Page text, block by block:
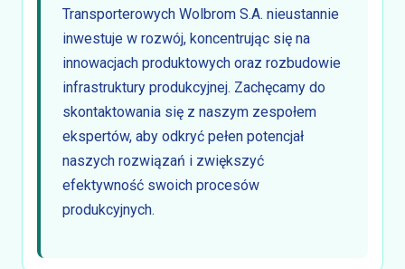
Transporterowych Wolbrom S.A. nieustannie
inwestuje w rozwój, koncentrując się na
innowacjach produktowych oraz rozbudowie
infrastruktury produkcyjnej. Zachęcamy do
skontaktowania się z naszym zespołem
ekspertów, aby odkryć pełen potencjał
naszych rozwiązań i zwiększyć
efektywność swoich procesów
produkcyjnych.